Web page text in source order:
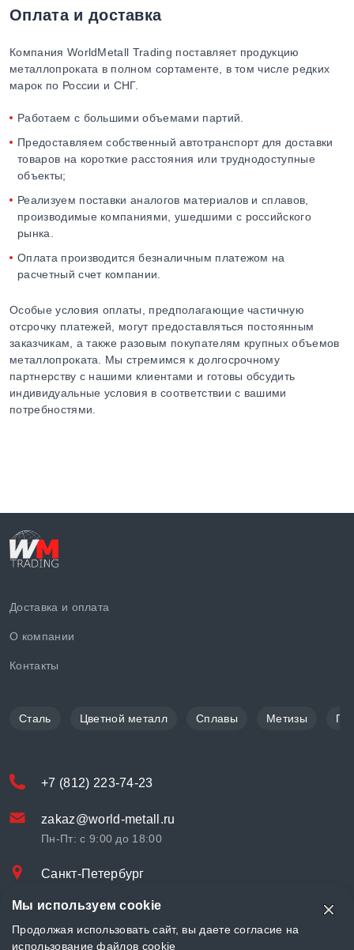
Оплата и доставка
Компания WorldMetall Trading поставляет продукцию
металлопроката в полном сортаменте, в том числе редких
марок по России и СНГ.
Работаем с большими объемами партий.
Предоставляем собственный автотранспорт для доставки
товаров на короткие расстояния или труднодоступные
объекты;
Реализуем поставки аналогов материалов и сплавов,
производимые компаниями, ушедшими с российского
рынка.
Оплата производится безналичным платежом на
расчетный счет компании.
Особые условия оплаты, предполагающие частичную
отсрочку платежей, могут предоставляться постоянным
заказчикам, а также разовым покупателям крупных объемов
металлопроката. Мы стремимся к долгосрочному
партнерству с нашими клиентами и готовы обсудить
индивидуальные условия в соответствии с вашими
потребностями.
Доставка и оплата
О компании
Контакты
Сталь Цветной металл Сплавы Метизы
+7 (812) 223-74-23
zakaz@world-metall.ru
Пн-Пт: с 9:00 до 18:00
Санкт-Петербург
© «World Metall» 2025, Разработка и комплексное продвижение
"LCAgency"
Мы используем cookie
Продолжая использовать сайт, вы даете согласие на
использование файлов cookie